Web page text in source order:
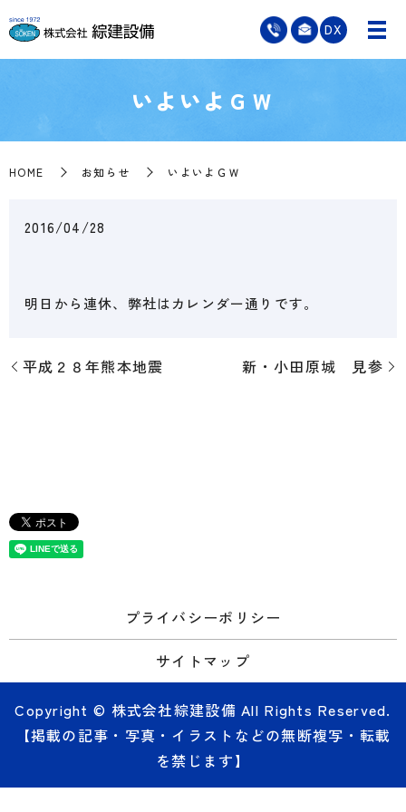
DX
いよいよＧＷ
HOME お知らせ いよいよＧＷ
2016/04/28
明日から連休、弊社はカレンダー通りです。
平成２８年熊本地震 新・小田原城 見参
プライバシーポリシー
サイトマップ
Copyright © 株式会社綜建設備 All Rights Reserved.
【掲載の記事・写真・イラストなどの無断複写・転載
を禁じます】